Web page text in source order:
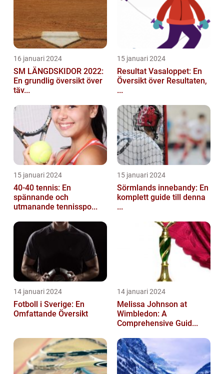
16 januari 2024
SM LÄNGDSKIDOR 2022:
En grundlig översikt över
täv...
15 januari 2024
Resultat Vasaloppet: En
Översikt över Resultaten,
...
15 januari 2024
40-40 tennis: En
spännande och
utmanande tennisspo...
15 januari 2024
Sörmlands innebandy: En
komplett guide till denna
...
14 januari 2024
Fotboll i Sverige: En
Omfattande Översikt
14 januari 2024
Melissa Johnson at
Wimbledon: A
Comprehensive Guid...